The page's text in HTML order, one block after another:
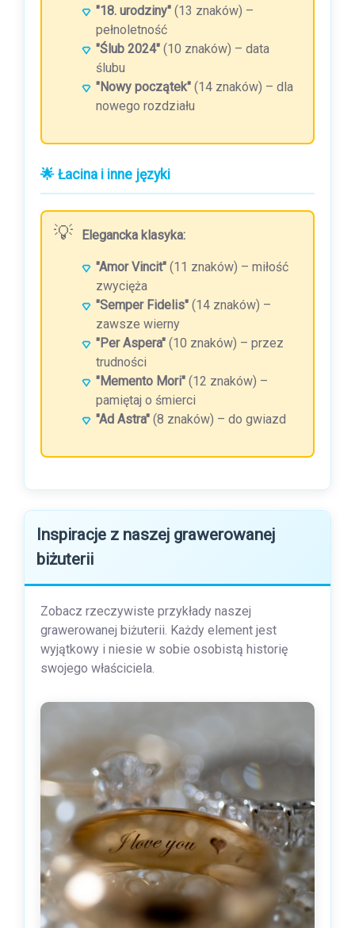
"18. urodziny" (13 znaków) –
pełnoletność
"Ślub 2024" (10 znaków) – data
ślubu
"Nowy początek" (14 znaków) – dla
nowego rozdziału
🌟 Łacina i inne języki
Elegancka klasyka:
"Amor Vincit" (11 znaków) – miłość
zwycięża
"Semper Fidelis" (14 znaków) –
zawsze wierny
"Per Aspera" (10 znaków) – przez
trudności
"Memento Mori" (12 znaków) –
pamiętaj o śmierci
"Ad Astra" (8 znaków) – do gwiazd
Inspiracje z naszej grawerowanej
biżuterii
Zobacz rzeczywiste przykłady naszej
grawerowanej biżuterii. Każdy element jest
wyjątkowy i niesie w sobie osobistą historię
swojego właściciela.